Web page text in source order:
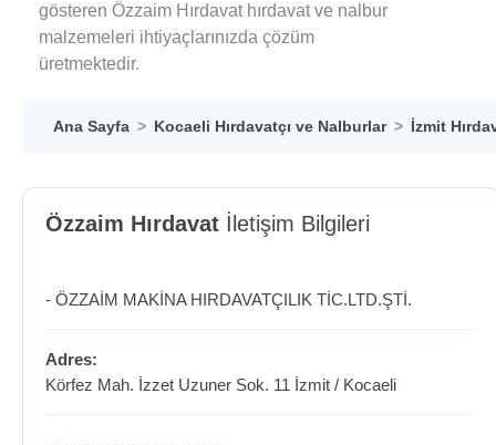
gösteren Özzaim Hırdavat hırdavat ve nalbur
malzemeleri ihtiyaçlarınızda çözüm
üretmektedir.
Ana Sayfa Kocaeli Hırdavatçı ve Nalburlar İzmit
Özzaim Hırdavat İletişim Bilgileri
- ÖZZAİM MAKİNA HIRDAVATÇILIK TİC.LTD.ŞTİ.
Adres:
Körfez Mah. İzzet Uzuner Sok. 11 İzmit / Kocaeli